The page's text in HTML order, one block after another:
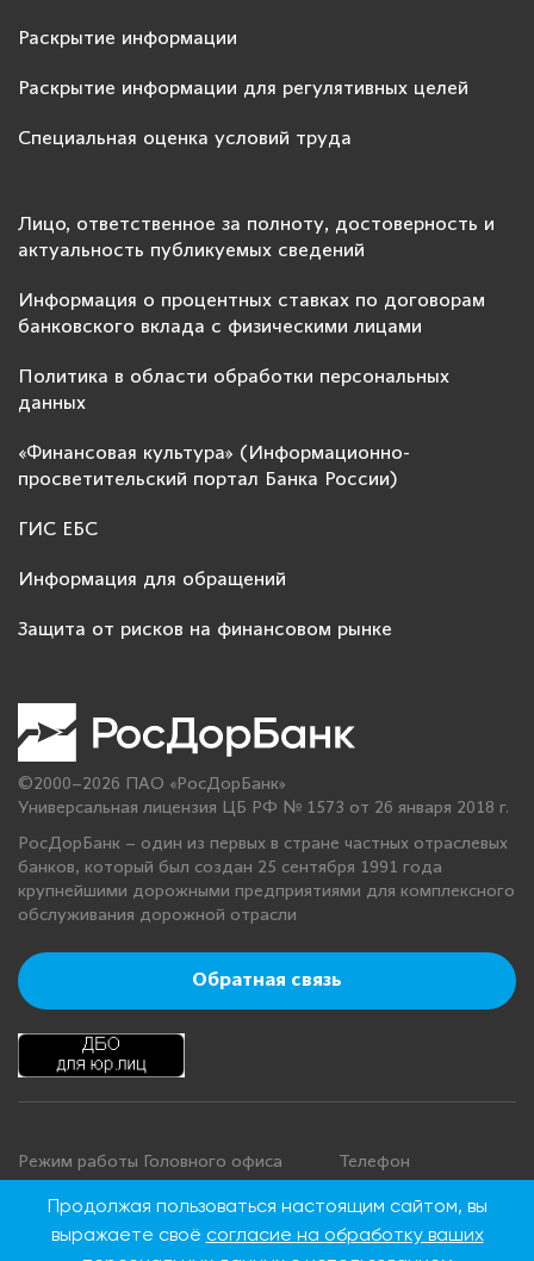
Раскрытие информации
Раскрытие информации для регулятивных целей
Специальная оценка условий труда
Лицо, ответственное за полноту, достоверность и
актуальность публикуемых сведений
Информация о процентных ставках по договорам
банковского вклада с физическими лицами
Политика в области обработки персональных
данных
«Финансовая культура» (Информационно-
просветительский портал Банка России)
ГИС ЕБС
Информация для обращений
Защита от рисков на финансовом рынке
©2000–2026 ПАО «РосДорБанк»
Универсальная лицензия ЦБ РФ № 1573 от 26 января 2018 г.
РосДорБанк – один из первых в стране частных отраслевых
банков, который был создан 25 сентября 1991 года
крупнейшими дорожными предприятиями для комплексного
обслуживания дорожной отрасли
Обратная связь
Режим работы Головного офиса
Понедельник - четверг: с 9:00 до
18:00
Телефон
+7 495 276 00 22
8 800 100 00 22
Продолжая пользоваться настоящим сайтом, вы
выражаете своё согласие на обработку ваших